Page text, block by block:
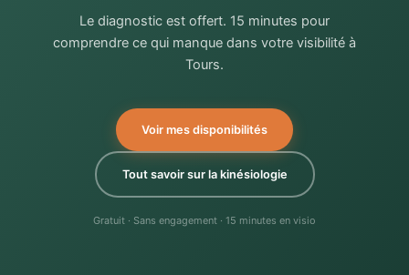
Le diagnostic est offert. 15 minutes pour
comprendre ce qui manque dans votre visibilité à
Tours.
Voir mes disponibilités
Tout savoir sur la kinésiologie
Gratuit · Sans engagement · 15 minutes en visio